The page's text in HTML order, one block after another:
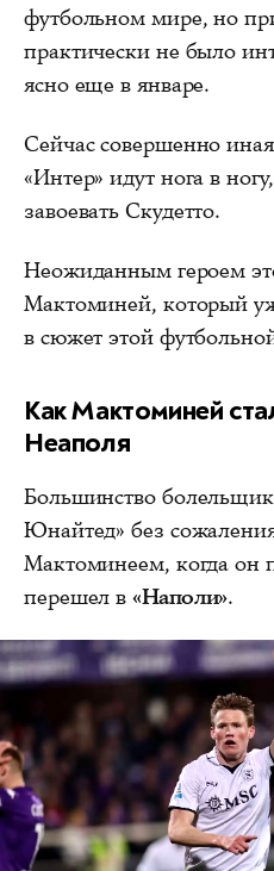
футбольном мире, но
практически не было
ясно еще в январе.
Сейчас совершенно
«Интер» идут нога в
завоевать Скудетто.
Неожиданным героем
Мактоминей, который
в сюжет этой
Как Мактоминей
Неаполя
Большинство
Юнайтед» без
Мактоминеем, когда
перешел в«Наполи».